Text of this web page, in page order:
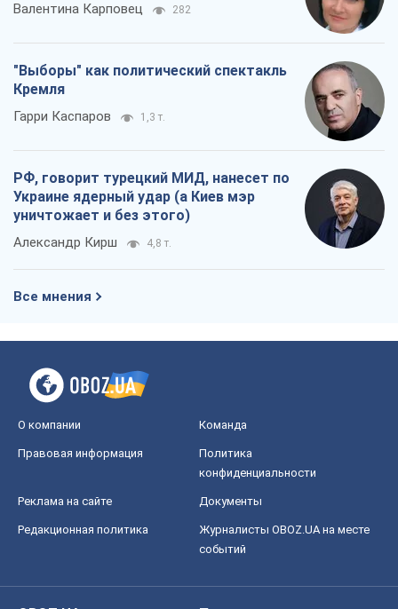
Валентина Карповец 282
"Выборы" как политический спектакль
Кремля
Гарри Каспаров 1,3 т.
РФ, говорит турецкий МИД, нанесет по
Украине ядерный удар (а Киев мэр
уничтожает и без этого)
Александр Кирш 4,8 т.
Все мнения
О компании Команда
Правовая информация
Политика
конфиденциальности
Реклама на сайте Документы
Редакционная политика
Журналисты OBOZ.UA на месте
событий